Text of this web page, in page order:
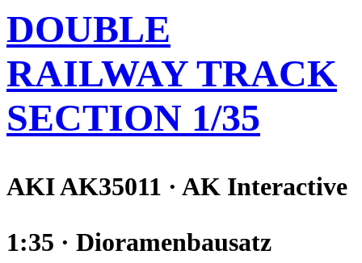
DOUBLE
RAILWAY TRACK
SECTION 1/35
AKI AK35011 · AK Interactive
1:35 · Dioramenbausatz